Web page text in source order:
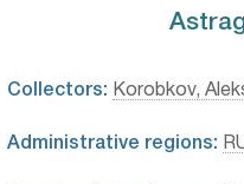
Collectors: Korobkov,
Administrative regions: